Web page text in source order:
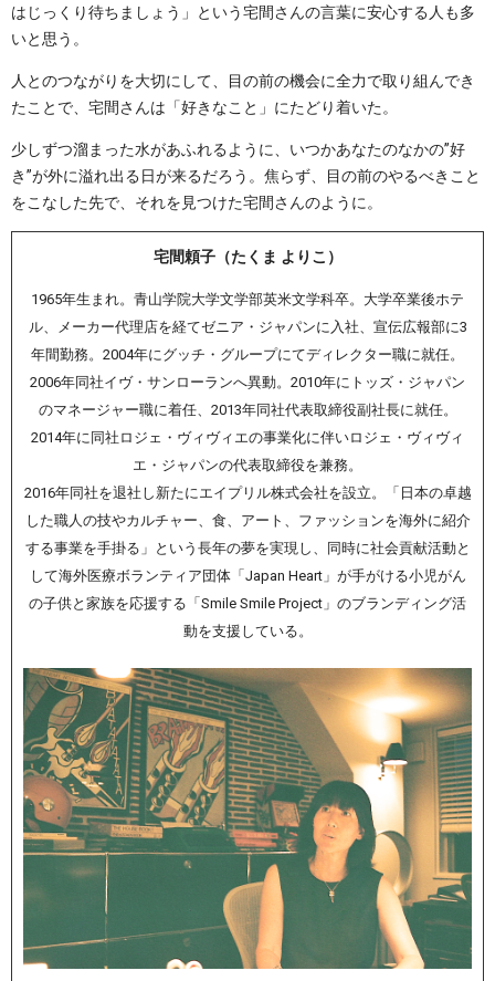
はじっくり待ちましょう」という宅間さんの言葉に安心する人も多
いと思う。
人とのつながりを大切にして、目の前の機会に全力で取り組んでき
たことで、宅間さんは「好きなこと」にたどり着いた。
少しずつ溜まった水があふれるように、いつかあなたのなかの”好
き”が外に溢れ出る日が来るだろう。焦らず、目の前のやるべきこと
をこなした先で、それを見つけた宅間さんのように。
宅間頼子（たくま よりこ）
1965年生まれ。青山学院大学文学部英米文学科卒。大学卒業後ホテ
ル、メーカー代理店を経てゼニア・ジャパンに入社、宣伝広報部に3
年間勤務。2004年にグッチ・グループにてディレクター職に就任。
2006年同社イヴ・サンローランへ異動。2010年にトッズ・ジャパン
のマネージャー職に着任、2013年同社代表取締役副社長に就任。
2014年に同社ロジェ・ヴィヴィエの事業化に伴いロジェ・ヴィヴィ
エ・ジャパンの代表取締役を兼務。
2016年同社を退社し新たにエイプリル株式会社を設立。「日本の卓越
した職人の技やカルチャー、食、アート、ファッションを海外に紹介
する事業を手掛る」という長年の夢を実現し、同時に社会貢献活動と
して海外医療ボランティア団体「Japan Heart」が手がける小児がん
の子供と家族を応援する「Smile Smile Project」のブランディング活
動を支援している。